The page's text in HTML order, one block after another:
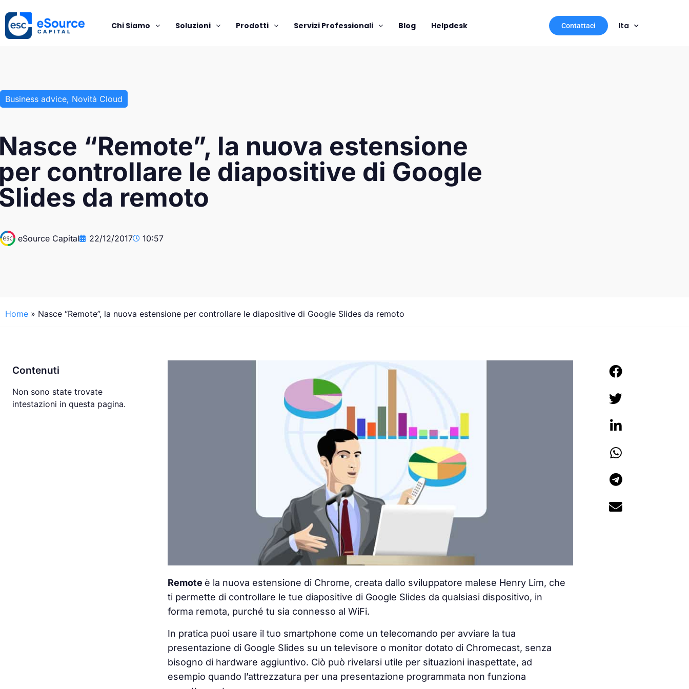
Chi Siamo Soluzioni Prodotti Servizi Professionali Blog Helpdesk Contattaci Ita
Business advice, Novità Cloud
“Remote”, la nuova estensione
controllare le diapositive di Google
da remoto
eSource Capital 22/12/2017 10:57
Home » Nasce “Remote”, la nuova estensione per controllare le diapositive di Google Slides da remoto
Contenuti
Non sono state trovate
intestazioni in questa pagina.
Remote è la nuova estensione di Chrome, creata dallo sviluppatore malese Henry Lim, che
ti permette di controllare le tue diapositive di Google Slides da qualsiasi dispositivo, in
forma remota, purché tu sia connesso al WiFi.
In pratica puoi usare il tuo smartphone come un telecomando per avviare la tua
presentazione di Google Slides su un televisore o monitor dotato di Chromecast, senza
bisogno di hardware aggiuntivo. Ciò può rivelarsi utile per situazioni inaspettate, ad
esempio quando l’attrezzatura per una presentazione programmata non funziona